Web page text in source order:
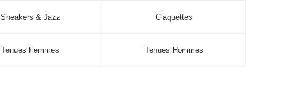
Sneakers & Jazz Claquettes
Tenues Femmes Tenues Hommes